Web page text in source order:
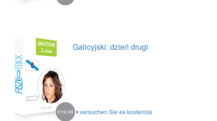
Galicyjski: dzień drugi
versuchen Sie es kostenlos
€19.99